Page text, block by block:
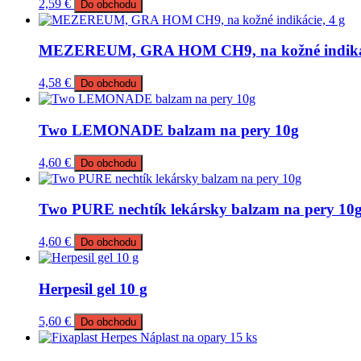
2,59 € Do obchodu
MEZEREUM, GRA HOM CH9, na kožné
4,58 € Do obchodu
Two LEMONADE balzam na pery 10g
4,60 € Do obchodu
Two PURE nechtík lekársky balzam na pery
4,60 € Do obchodu
Herpesil gel 10 g
5,60 € Do obchodu